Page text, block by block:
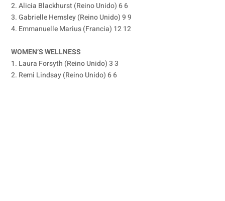
2. Alicia Blackhurst (Reino Unido) 6 6
3. Gabrielle Hemsley (Reino Unido) 9 9
4. Emmanuelle Marius (Francia) 12 12
WOMEN’S WELLNESS
1. Laura Forsyth (Reino Unido) 3 3
2. Remi Lindsay (Reino Unido) 6 6